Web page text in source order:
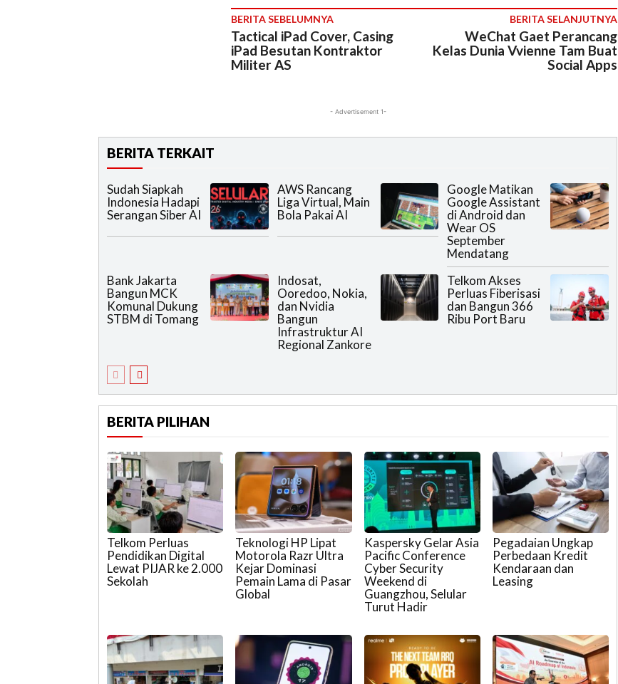
BERITA SEBELUMNYA
Tactical iPad Cover, Casing
iPad Besutan Kontraktor
Militer AS
BERITA SELANJUTNYA
WeChat Gaet Perancang
Kelas Dunia Vvienne Tam Buat
Social Apps
- Advertisement 1-
BERITA TERKAIT
Sudah Siapkah
Indonesia Hadapi
Serangan Siber AI
AWS Rancang
Liga Virtual, Main
Bola Pakai AI
Google Matikan
Google Assistant
di Android dan
Wear OS
September
Mendatang
Bank Jakarta
Bangun MCK
Komunal Dukung
STBM di Tomang
Indosat,
Ooredoo, Nokia,
dan Nvidia
Bangun
Infrastruktur AI
Regional Zankore
Telkom Akses
Perluas Fiberisasi
dan Bangun 366
Ribu Port Baru
BERITA PILIHAN
Telkom Perluas
Pendidikan Digital
Lewat PIJAR ke 2.000
Sekolah
Teknologi HP Lipat
Motorola Razr Ultra
Kejar Dominasi
Pemain Lama di Pasar
Global
Kaspersky Gelar Asia
Pacific Conference
Cyber Security
Weekend di
Guangzhou, Selular
Turut Hadir
Pegadaian Ungkap
Perbedaan Kredit
Kendaraan dan
Leasing